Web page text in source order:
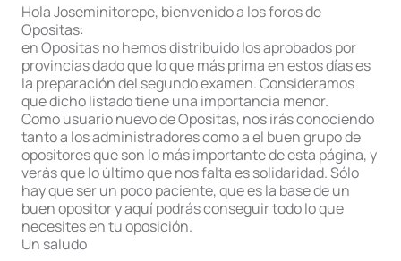
Hola Joseminitorepe, bienvenido a los foros de
Opositas:
en Opositas no hemos distribuido los aprobados por
provincias dado que lo que más prima en estos días es
la preparación del segundo examen. Consideramos
que dicho listado tiene una importancia menor.
Como usuario nuevo de Opositas, nos irás conociendo
tanto a los administradores como a el buen grupo de
opositores que son lo más importante de esta página, y
verás que lo último que nos falta es solidaridad. Sólo
hay que ser un poco paciente, que es la base de un
buen opositor y aquí podrás conseguir todo lo que
necesites en tu oposición.
Un saludo